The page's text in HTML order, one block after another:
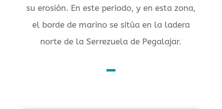
su erosión. En este periodo, y en esta zona,
el borde de marino se sitúa en la ladera
norte de la Serrezuela de Pegalajar.